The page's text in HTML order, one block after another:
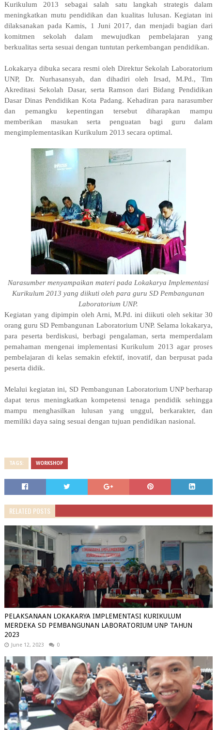
Kurikulum 2013 sebagai salah satu langkah strategis dalam
meningkatkan mutu pendidikan dan kualitas lulusan. Kegiatan ini
dilaksanakan pada Kamis, 1 Juni 2017, dan menjadi bagian dari
komitmen sekolah dalam mewujudkan pembelajaran yang
berkualitas serta sesuai dengan tuntutan perkembangan pendidikan.
Lokakarya dibuka secara resmi oleh Direktur Sekolah Laboratorium
UNP, Dr. Nurhasansyah, dan dihadiri oleh Irsad, M.Pd., Tim
Akreditasi Sekolah Dasar, serta Ramson dari Bidang Pendidikan
Dasar Dinas Pendidikan Kota Padang. Kehadiran para narasumber
dan pemangku kepentingan tersebut diharapkan mampu
memberikan masukan serta penguatan bagi guru dalam
mengimplementasikan Kurikulum 2013 secara optimal.
Narasumber menyampaikan materi pada Lokakarya Implementasi
Kurikulum 2013 yang diikuti oleh para guru SD Pembangunan
Laboratorium UNP.
Kegiatan yang dipimpin oleh Arni, M.Pd. ini diikuti oleh sekitar 30
orang guru SD Pembangunan Laboratorium UNP. Selama lokakarya,
para peserta berdiskusi, berbagi pengalaman, serta memperdalam
pemahaman mengenai implementasi Kurikulum 2013 agar proses
pembelajaran di kelas semakin efektif, inovatif, dan berpusat pada
peserta didik.
Melalui kegiatan ini, SD Pembangunan Laboratorium UNP berharap
dapat terus meningkatkan kompetensi tenaga pendidik sehingga
mampu menghasilkan lulusan yang unggul, berkarakter, dan
memiliki daya saing sesuai dengan tujuan pendidikan nasional.
TAGS: WORKSHOP
RELATED POSTS
PELAKSANAAN LOKAKARYA IMPLEMENTASI KURIKULUM
MERDEKA SD PEMBANGUNAN LABORATORIUM UNP TAHUN
2023
June 12, 2023 0